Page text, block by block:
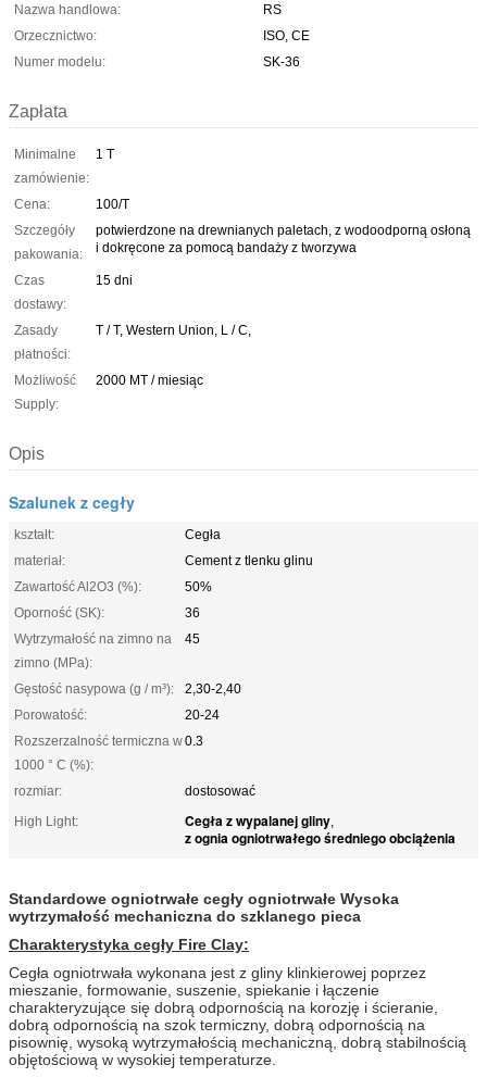
Nazwa handlowa:
RS
Orzecznictwo:
ISO, CE
Numer modelu:
SK-36
Zapłata
Minimalne
zamówienie:
1 T
Cena:
100/T
Szczegóły
pakowania:
potwierdzone na drewnianych paletach, z wodoodporną osłoną
i dokręcone za pomocą bandaży z tworzywa
Czas
dostawy:
15 dni
Zasady
płatności:
T / T, Western Union, L / C,
Możliwość
Supply:
2000 MT / miesiąc
Opis
Szalunek z cegły
kształt:
Cegła
materiał:
Cement z tlenku glinu
Zawartość Al2O3 (%):
50%
Oporność (SK):
36
Wytrzymałość na zimno na
zimno (MPa):
45
Gęstość nasypowa (g / m³):
2,30-2,40
Porowatość:
20-24
Rozszerzalność termiczna w
1000 ° C (%):
0.3
rozmiar:
dostosować
High Light:
Cegła z wypalanej gliny,
z ognia ogniotrwałego średniego obciążenia
Standardowe ogniotrwałe cegły ogniotrwałe Wysoka
wytrzymałość mechaniczna do szklanego pieca
Charakterystyka cegły Fire Clay:
Cegła ogniotrwała wykonana jest z gliny klinkierowej poprzez
mieszanie, formowanie, suszenie, spiekanie i łączenie
charakteryzujące się dobrą odpornością na korozję i ścieranie,
dobrą odpornością na szok termiczny, dobrą odpornością na
pisownię, wysoką wytrzymałością mechaniczną, dobrą stabilnością
objętościową w wysokiej temperaturze.